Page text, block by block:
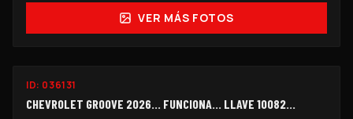
VER MÁS FOTOS
ID: 036131
CHEVROLET GROOVE 2026... FUNCIONA... LLAVE 10082...